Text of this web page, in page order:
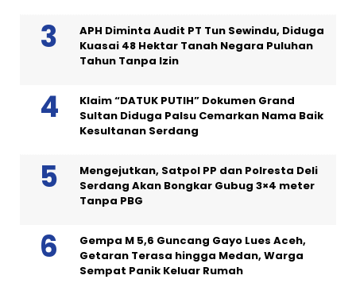
APH Diminta Audit PT Tun Sewindu, Diduga
Kuasai 48 Hektar Tanah Negara Puluhan
Tahun Tanpa Izin
Klaim “DATUK PUTIH” Dokumen Grand
Sultan Diduga Palsu Cemarkan Nama Baik
Kesultanan Serdang
Mengejutkan, Satpol PP dan Polresta Deli
Serdang Akan Bongkar Gubug 3×4 meter
Tanpa PBG
Gempa M 5,6 Guncang Gayo Lues Aceh,
Getaran Terasa hingga Medan, Warga
Sempat Panik Keluar Rumah